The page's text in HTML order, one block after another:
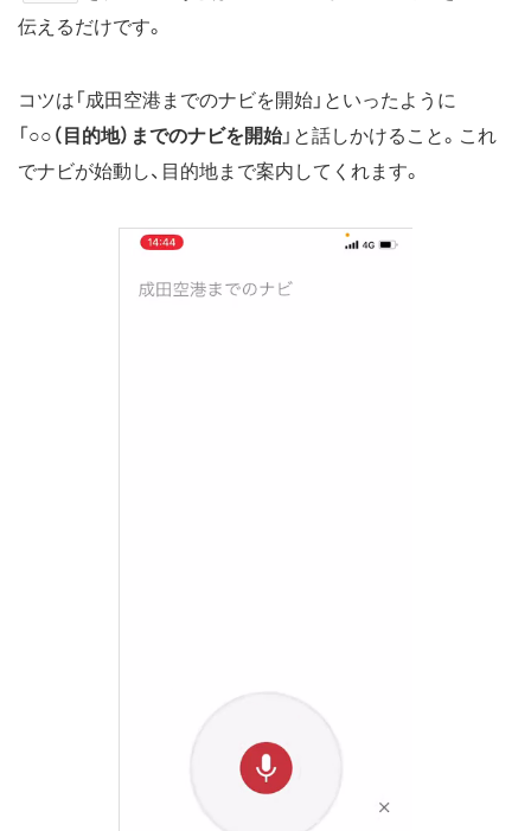
伝えるだけです。
コツは「成田空港までのナビを開始」といったように
「 ○○（目的地）までのナビを開始」と話しかけること。これ
でナビが始動し、目的地まで案内してくれます。